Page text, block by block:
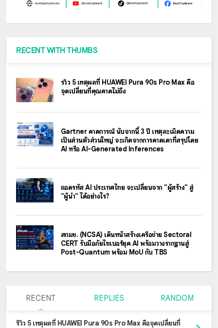
RECENT WITH THUMBS
รีวิว 5 เหตุผลที่ HUAWEI Pura 90s Pro Max คือ
จุดเปลี่ยนที่คุณคาดไม่ถึง
Gartner คาดการณ์ นับจากนี้ 3 ปี เหตุละเมิดความ
เป็นส่วนตัวส่วนใหญ่ จะเกิดจากการคาดเดาที่สรุปโดย
AI หรือ AI-Generated Inferences
ถอดรหัส AI ประเทศไทย จะเปลี่ยนจาก "ผู้สร้าง" สู่
"ผู้นำ" ได้อย่างไร?
สกมช. (NCSA) เดินหน้าสร้างเครือข่าย Sectoral
CERT รับมือภัยไซเบอร์ยุค AI พร้อมวางรากฐานสู่
Post-Quantum พร้อม MoU กับ TBS
RECENT REPLIES RANDOM
รีวิว 5 เหตุผลที่ HUAWEI Pura 90s Pro Max คือจุดเปลี่ยนที่